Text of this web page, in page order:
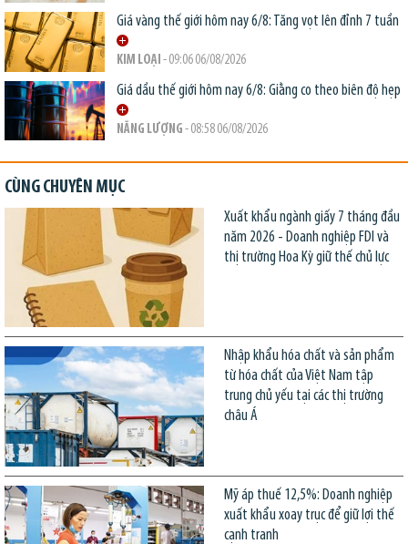
Giá vàng thế giới hôm nay 6/8: Tăng vọt lên đỉnh 7 tuần
KIM LOẠI - 09:06 06/08/2026
Giá dầu thế giới hôm nay 6/8: Giằng co theo biên độ hẹp
NĂNG LƯỢNG - 08:58 06/08/2026
CÙNG CHUYÊN MỤC
Xuất khẩu ngành giấy 7 tháng đầu
năm 2026 - Doanh nghiệp FDI và
thị trường Hoa Kỳ giữ thế chủ lực
Nhập khẩu hóa chất và sản phẩm
từ hóa chất của Việt Nam tập
trung chủ yếu tại các thị trường
châu Á
Mỹ áp thuế 12,5%: Doanh nghiệp
xuất khẩu xoay trục để giữ lợi thế
cạnh tranh